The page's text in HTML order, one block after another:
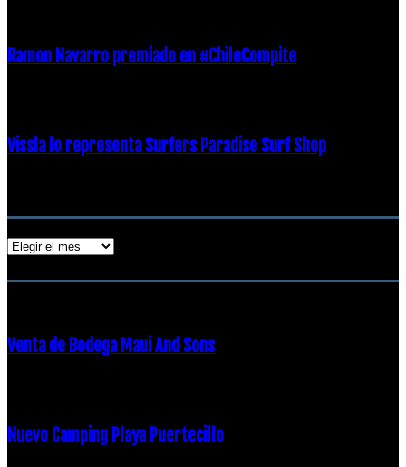
Ramon Navarro premiado en #ChileCompite
Vissla lo representa Surfers Paradise Surf Shop
Archivos
Venta de Bodega Maui And Sons
Nuevo Camping Playa Puertecillo